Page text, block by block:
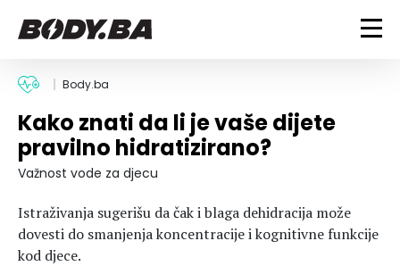
FITNESS
Vježbanje
Mršanje
Discipline
BODYBUILDING
Trening i vježbe
Savjeti
Ostalo
ISHRANA
Dijete
Nutricionizam
ZDRAVLJE
Body.ba
Kako znati da li je vaše dijete
pravilno hidratizirano?
Važnost vode za djecu
Istraživanja sugerišu da čak i blaga dehidracija može
dovesti do smanjenja koncentracije i kognitivne funkcije
kod djece.